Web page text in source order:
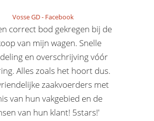
Vosse GD- Facebook
correct bod gekregen bij de
van mijn wagen. Snelle
en overschrijving vóór
Alles zoals het hoort dus.
zaakvoerders met
van hun vakgebied en de
van hun klant! 5stars!'